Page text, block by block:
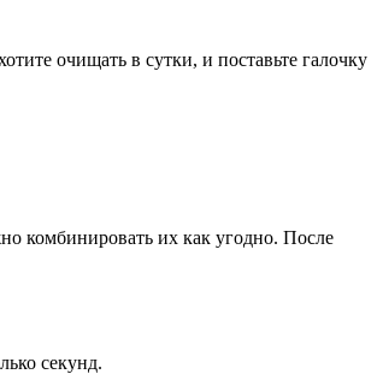
очищать в сутки, и поставьте галочку
комбинировать их как угодно. После
секунд.